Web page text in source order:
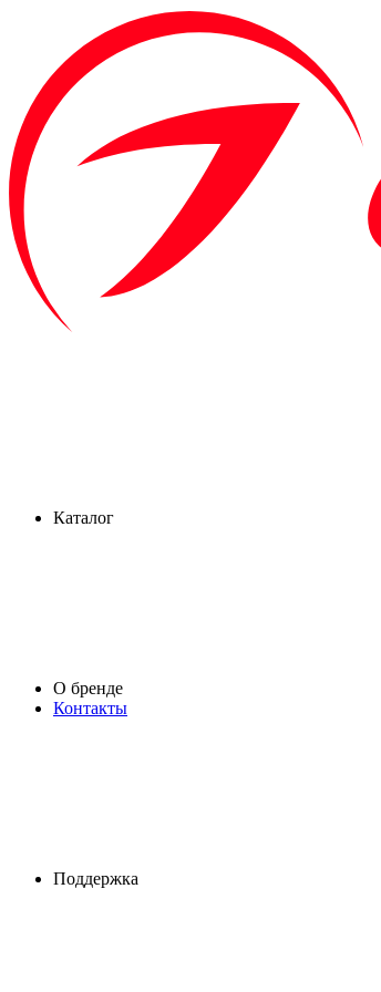
Каталог
О бренде
Контакты
Поддержка